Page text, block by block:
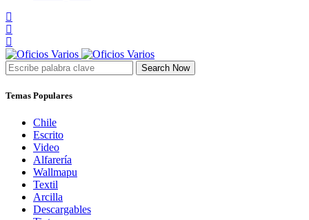
Search Now
Temas Populares
Chile
Escrito
Video
Alfarería
Wallmapu
Textil
Arcilla
Descargables